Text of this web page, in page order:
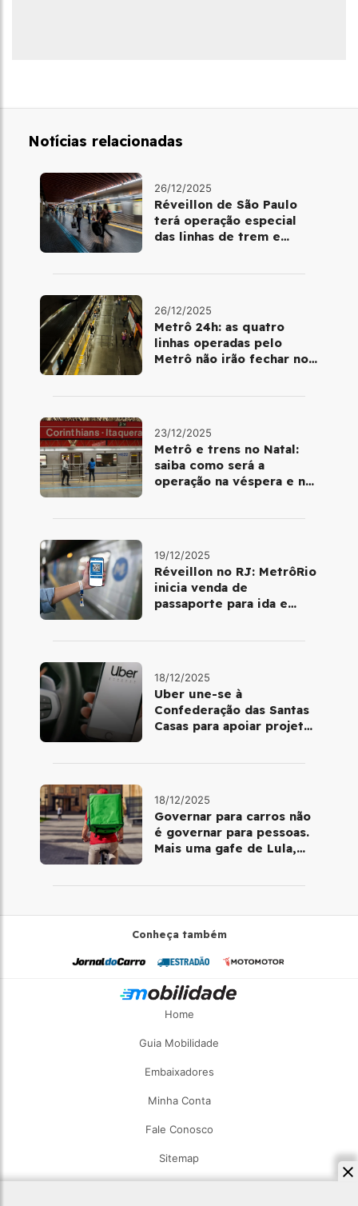
Notícias relacionadas
26/12/2025
Réveillon de São Paulo
terá operação especial
das linhas de trem e
26/12/2025
Metrô 24h: as quatro
linhas operadas pelo
Metrô não irão fechar no
23/12/2025
Metrô e trens no Natal:
saiba como será a
operação na véspera e no
19/12/2025
Réveillon no RJ: MetrôRio
inicia venda de
passaporte para ida e
18/12/2025
Uber une-se à
Confederação das Santas
Casas para apoiar projetos
18/12/2025
Governar para carros não
é governar para pessoas.
Mais uma gafe de Lula,
Conheça também
Home
Guia Mobilidade
Embaixadores
Minha Conta
Fale Conosco
Sitemap